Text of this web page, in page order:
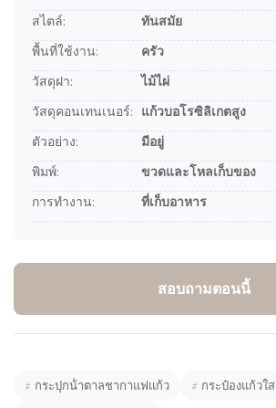
สไตล์: ทันสมัย
พื้นที่ใช้งาน: ครัว
วัสดุฝา: ไม้ไผ่
วัสดุคอนเทนเนอร์: แก้วบอโรซิลิเกตสูง
ตัวอย่าง: มีอยู่
พิมพ์: ขวดและโหลเก็บของ
การทำงาน: ที่เก็บอาหาร
สอบถามตอนนี้
# กระปุกน้ําตาลชากาแฟแก้ว # กระป๋องแก้วใส